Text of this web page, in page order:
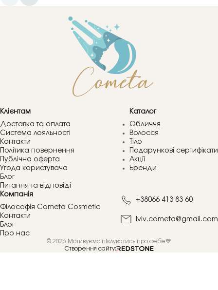
Клієнтам
Доставка та оплата
Система лояльності
Контакти
Політика повернення
Публічна оферта
Угода користувача
Блог
Питання та відповіді
Каталог
Обличчя
Волосся
Тіло
Подарункові сертифікати
Акції
Бренди
Компанія
Філософія Cometa Cosmetic
Контакти
Блог
Про нас
+38066 413 83 60
lviv.cometa@gmail.com
© 2026 Мотивуємо піклуватись про себе💙
Створення сайту: